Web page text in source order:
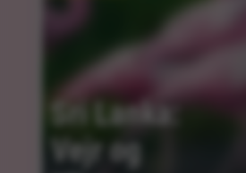
Sri Lanka:
Vejr og